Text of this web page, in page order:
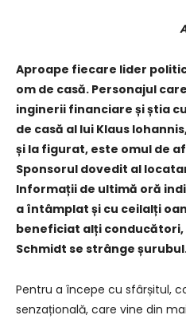
Aproape fiecare lider
om de casă. Personajul
inginerii financiare și știa
de casă al lui Klaus
și la figurat, este omul de
Sponsorul dovedit al
Informații de ultimă oră
a întâmplat și cu ceilalți
beneficiat alți conducători,
Schmidt se strânge
Pentru a începe cu sfârșitul,
senzațională, care vine din